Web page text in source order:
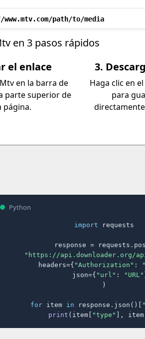
path/to/media
en 3 pasos rápidos
el enlace
en la barra de
parte superior de
página.
3.
Haga clic en
para
Python
import requests
response =
"https://api.downloader.org/
    headers={
"Authorization" :
    json={
"url" : "URL"
)
for item in response.json()[
print (item[ "type" ],